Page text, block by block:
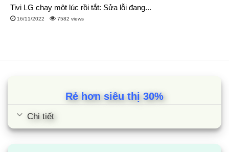
Tivi LG chạy một lúc rồi tắt: Sửa lỗi đang...
16/11/2022 7582 views
Rẻ hơn siêu thị 30%
Chi tiết